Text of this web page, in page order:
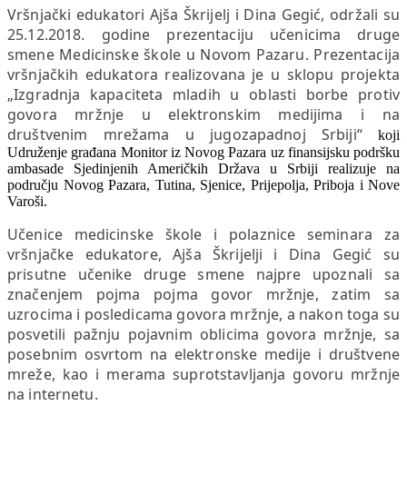
Vršnjački edukatori Ajša Škrijelj i Dina Gegić, održali su
25.12.2018. godine prezentaciju učenicima druge
smene Medicinske škole u Novom Pazaru. Prezentacija
vršnjačkih edukatora realizovana je u sklopu projekta
„Izgradnja kapaciteta mladih u oblasti borbe protiv
govora mržnje u elektronskim medijima i na
društvenim mrežama u jugozapadnoj Srbiji“koji
Udruženje građana Monitor iz Novog Pazara uz finansijsku podršku
ambasade Sjedinjenih Američkih Država u Srbiji realizuje na
području Novog Pazara, Tutina, Sjenice, Prijepolja, Priboja i Nove
Varoši.
Učenice medicinske škole i polaznice seminara za
vršnjačke edukatore, Ajša Škrijelji i Dina Gegić su
prisutne učenike druge smene najpre upoznali sa
značenjem pojma pojma govor mržnje, zatim sa
uzrocima i posledicama govora mržnje, a nakon toga su
posvetili pažnju pojavnim oblicima govora mržnje, sa
posebnim osvrtom na elektronske medije i društvene
mreže, kao i merama suprotstavljanja govoru mržnje
na internetu.